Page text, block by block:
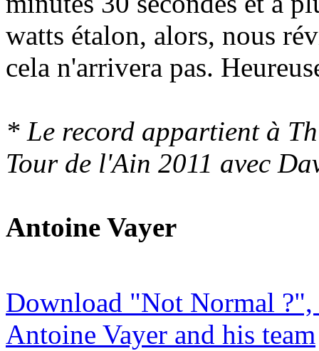
watts étalon, alors, nous
cela n'arrivera pas.
* Le record appartient à
Tour de l'Ain 2011 avec
Antoine Vayer
Download "Not Normal ?",
Antoine Vayer and his team